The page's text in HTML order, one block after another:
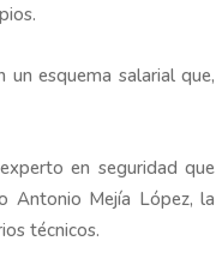
esquema salarial que,
en seguridad que
Antonio Mejía López, la
técnicos.